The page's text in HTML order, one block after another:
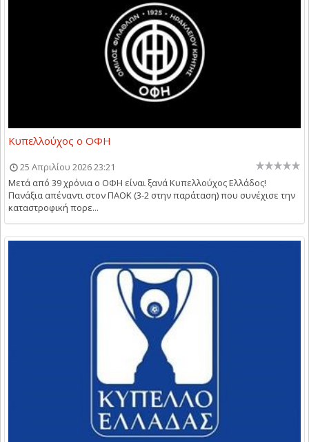
Κυπελλούχος ο ΟΦΗ
25 Απριλίου 2026 23:21
Μετά από 39 χρόνια ο ΟΦΗ είναι ξανά Κυπελλούχος Ελλάδος!
Πανάξια απέναντι στον ΠΑΟΚ (3-2 στην παράταση) που συνέχισε την
καταστροφική πορε...